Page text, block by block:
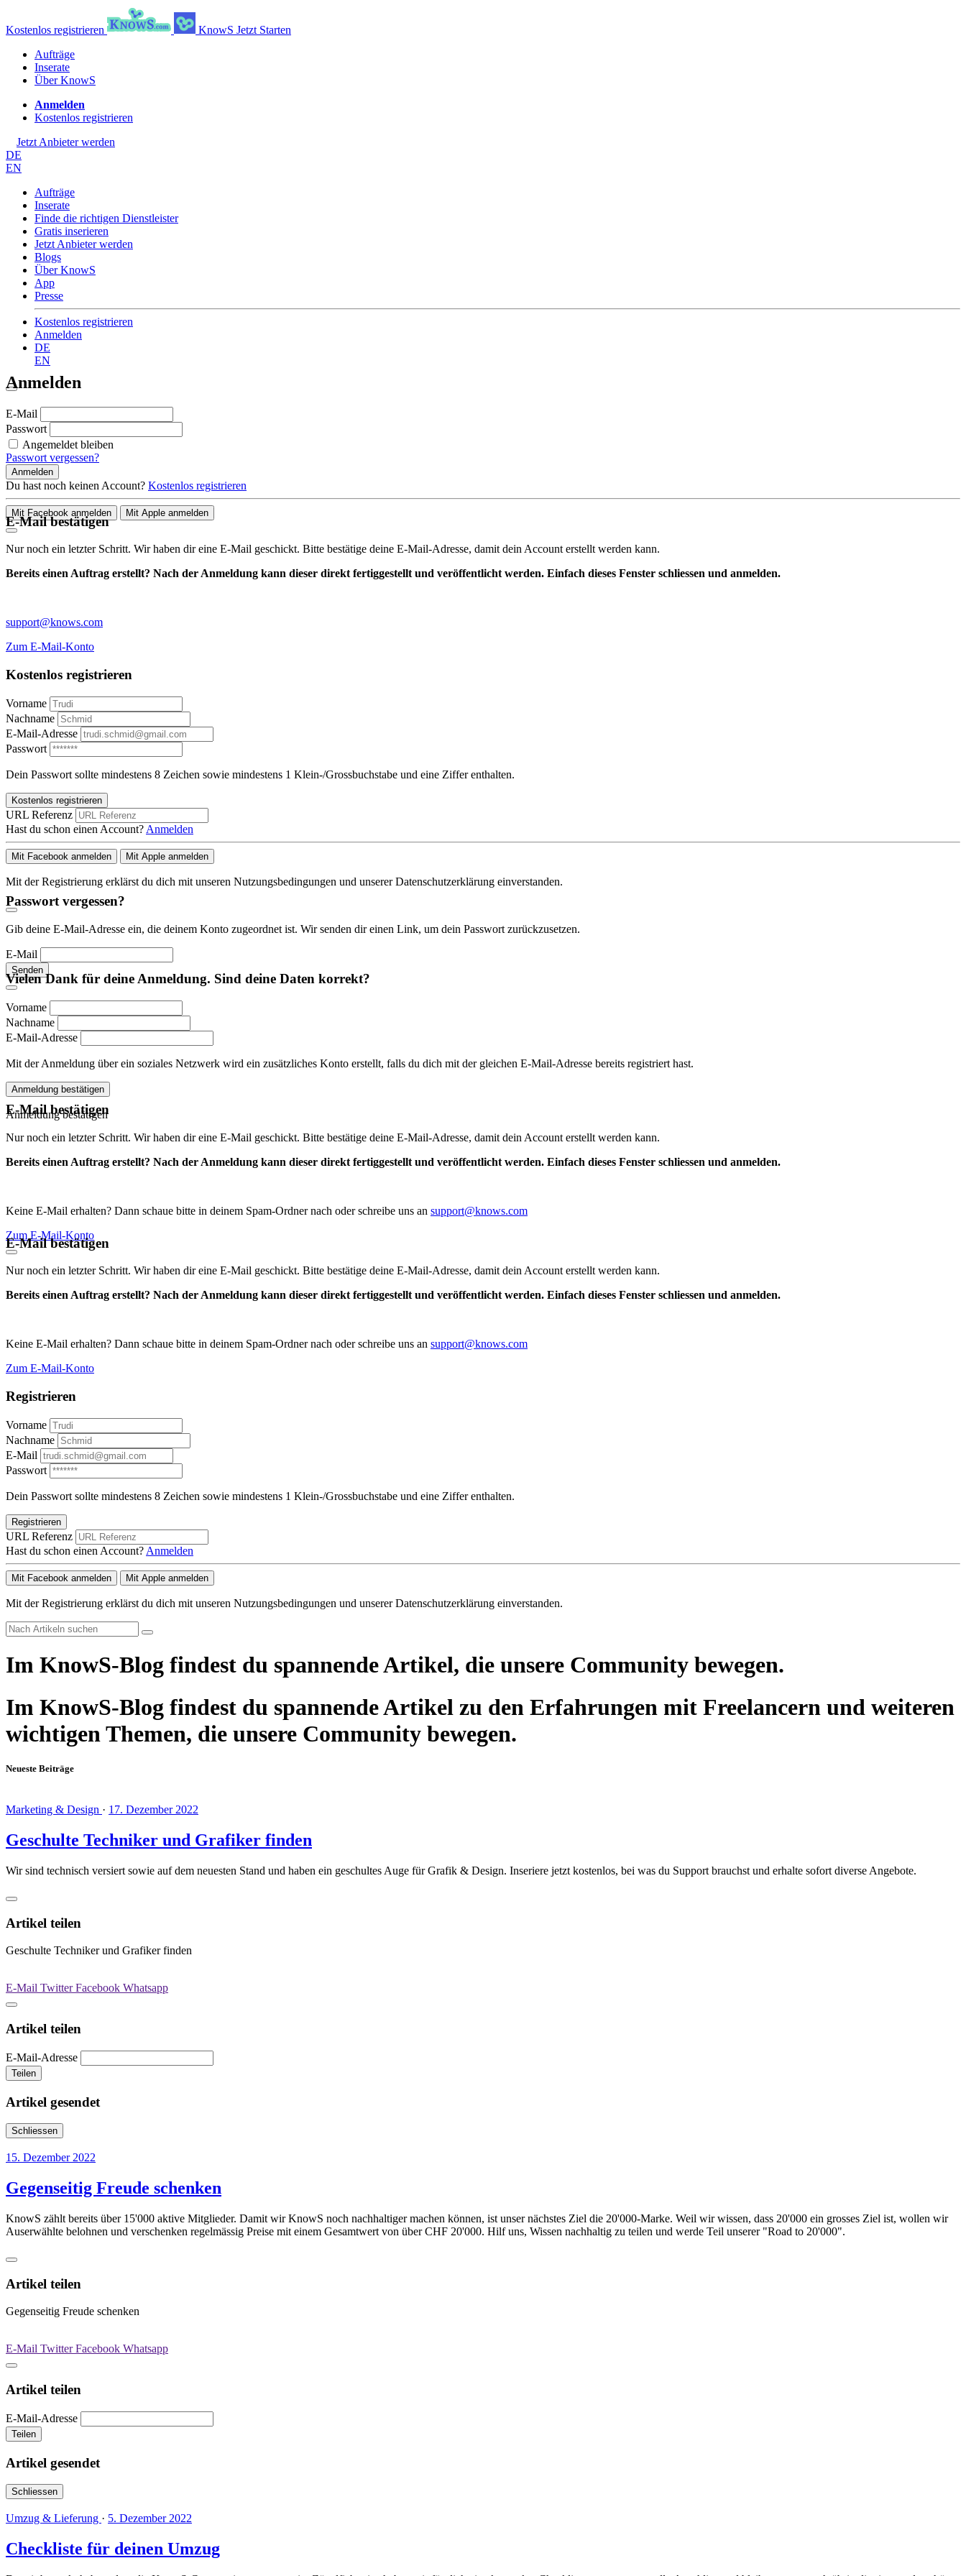
Kostenlos registrieren KnowS Jetzt Starten
Aufträge
Inserate
Über KnowS
Anmelden
Kostenlos registrieren
Jetzt Anbieter werden
DE
EN
Aufträge
Inserate
Finde die richtigen Dienstleister
Gratis inserieren
Jetzt Anbieter werden
Blogs
Über KnowS
App
Presse
Kostenlos registrieren
Anmelden
DE
EN
Anmelden
E-Mail
Passwort
Angemeldet bleiben
Passwort vergessen?
Anmelden
Du hast noch keinen Account? Kostenlos registrieren
Mit Facebook anmelden Mit Apple anmelden
E-Mail bestätigen
Nur noch ein letzter Schritt. Wir haben dir eine E-Mail geschickt. Bitte bestätige deine E-Mail-Adresse, damit dein Account erstellt werden kann.
Bereits einen Auftrag erstellt? Nach der Anmeldung kann dieser direkt fertiggestellt und veröffentlicht werden. Einfach dieses Fenster schliessen und anmelden.
support@knows.com
Zum E-Mail-Konto
Kostenlos registrieren
Vorname
Nachname
E-Mail-Adresse
Passwort
Dein Passwort sollte mindestens 8 Zeichen sowie mindestens 1 Klein-/Grossbuchstabe und eine Ziffer enthalten.
Kostenlos registrieren
URL Referenz
Hast du schon einen Account? Anmelden
Mit Facebook anmelden Mit Apple anmelden
Mit der Registrierung erklärst du dich mit unseren Nutzungsbedingungen und unserer Datenschutzerklärung einverstanden.
Passwort vergessen?
Gib deine E-Mail-Adresse ein, die deinem Konto zugeordnet ist. Wir senden dir einen Link, um dein Passwort zurückzusetzen.
E-Mail
Senden
Vielen Dank für deine Anmeldung. Sind deine Daten korrekt?
Vorname
Nachname
E-Mail-Adresse
Mit der Anmeldung über ein soziales Netzwerk wird ein zusätzliches Konto erstellt, falls du dich mit der gleichen E-Mail-Adresse bereits registriert hast.
Anmeldung bestätigen
Anmeldung bestätigen
E-Mail bestätigen
Nur noch ein letzter Schritt. Wir haben dir eine E-Mail geschickt. Bitte bestätige deine E-Mail-Adresse, damit dein Account erstellt werden kann.
Bereits einen Auftrag erstellt? Nach der Anmeldung kann dieser direkt fertiggestellt und veröffentlicht werden. Einfach dieses Fenster schliessen und anmelden.
Keine E-Mail erhalten? Dann schaue bitte in deinem Spam-Ordner nach oder schreibe uns an support@knows.com
Zum E-Mail-Konto
E-Mail bestätigen
Nur noch ein letzter Schritt. Wir haben dir eine E-Mail geschickt. Bitte bestätige deine E-Mail-Adresse, damit dein Account erstellt werden kann.
Bereits einen Auftrag erstellt? Nach der Anmeldung kann dieser direkt fertiggestellt und veröffentlicht werden. Einfach dieses Fenster schliessen und anmelden.
Keine E-Mail erhalten? Dann schaue bitte in deinem Spam-Ordner nach oder schreibe uns an support@knows.com
Zum E-Mail-Konto
Registrieren
Vorname
Nachname
E-Mail
Passwort
Dein Passwort sollte mindestens 8 Zeichen sowie mindestens 1 Klein-/Grossbuchstabe und eine Ziffer enthalten.
Registrieren
URL Referenz
Hast du schon einen Account? Anmelden
Mit Facebook anmelden Mit Apple anmelden
Mit der Registrierung erklärst du dich mit unseren Nutzungsbedingungen und unserer Datenschutzerklärung einverstanden.
Im KnowS-Blog findest du spannende Artikel, die unsere Community bewegen.
Im KnowS-Blog findest du spannende Artikel zu den Erfahrungen mit Freelancern und weiteren
wichtigen Themen, die unsere Community bewegen.
Neueste Beiträge
Marketing & Design · 17. Dezember 2022
Geschulte Techniker und Grafiker finden
Wir sind technisch versiert sowie auf dem neuesten Stand und haben ein geschultes Auge für Grafik & Design. Inseriere jetzt kostenlos, bei was du Support brauchst und erhalte sofort diverse Angebote.
Artikel teilen
Geschulte Techniker und Grafiker finden
E-Mail TwitterFacebook Whatsapp
Artikel teilen
E-Mail-Adresse
Teilen
Artikel gesendet
Schliessen
15. Dezember 2022
Gegenseitig Freude schenken
KnowS zählt bereits über 15'000 aktive Mitglieder. Damit wir KnowS noch nachhaltiger machen können, ist unser nächstes Ziel die 20'000-Marke. Weil wir wissen, dass 20'000 ein grosses Ziel ist, wollen wir
Auserwählte belohnen und verschenken regelmässig Preise mit einem Gesamtwert von über CHF 20'000. Hilf uns, Wissen nachhaltig zu teilen und werde Teil unserer "Road to 20'000".
Artikel teilen
Gegenseitig Freude schenken
E-Mail TwitterFacebook Whatsapp
Artikel teilen
E-Mail-Adresse
Teilen
Artikel gesendet
Schliessen
Umzug & Lieferung · 5. Dezember 2022
Checkliste für deinen Umzug